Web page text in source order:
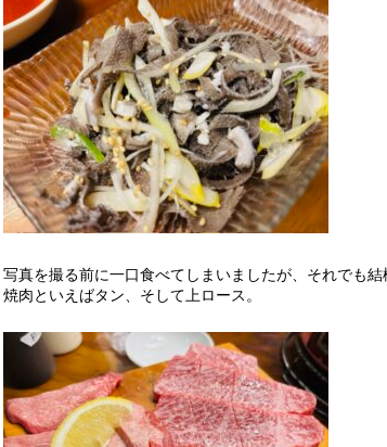
写真を撮る前に一口食べてしまいましたが、それでも結
焼肉といえばタン、そして上ロース。